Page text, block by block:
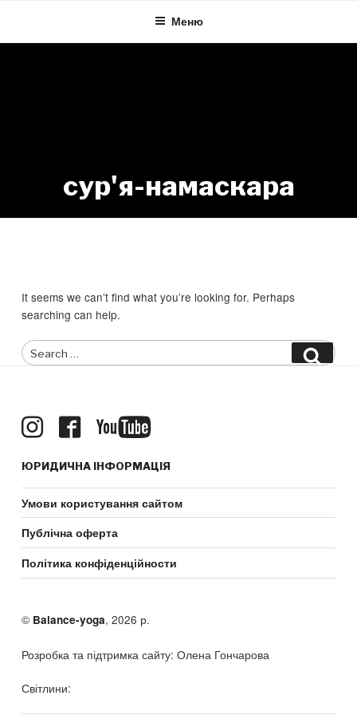
content
Меню
сур'я-намаскара
It seems we can’t find what you’re looking for. Perhaps
searching can help.
Search
for:
ЮРИДИЧНА ІНФОРМАЦІЯ
Умови користування сайтом
Публічна оферта
Політика конфіденційности
© Balance-yoga, 2026 р.
Розробка та підтримка сайту: Олена Гончарова
Світлини: